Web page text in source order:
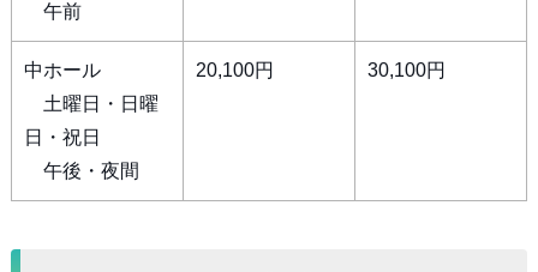
午前
中ホール
土曜日・日曜
日・祝日
午後・夜間
20,100円 30,100円